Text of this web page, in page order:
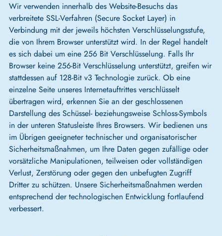
Wir verwenden innerhalb des Website-Besuchs das
verbreitete SSL-Verfahren (Secure Socket Layer) in
Verbindung mit der jeweils höchsten Verschlüsselungsstufe,
die von Ihrem Browser unterstützt wird. In der Regel handelt
es sich dabei um eine 256 Bit Verschlüsselung. Falls Ihr
Browser keine 256-Bit Verschlüsselung unterstützt, greifen wir
stattdessen auf 128-Bit v3 Technologie zurück. Ob eine
einzelne Seite unseres Internetauftrittes verschlüsselt
übertragen wird, erkennen Sie an der geschlossenen
Darstellung des Schüssel- beziehungsweise Schloss-Symbols
in der unteren Statusleiste Ihres Browsers. Wir bedienen uns
im Übrigen geeigneter technischer und organisatorischer
Sicherheitsmaßnahmen, um Ihre Daten gegen zufällige oder
vorsätzliche Manipulationen, teilweisen oder vollständigen
Verlust, Zerstörung oder gegen den unbefugten Zugriff
Dritter zu schützen. Unsere Sicherheitsmaßnahmen werden
entsprechend der technologischen Entwicklung fortlaufend
verbessert.